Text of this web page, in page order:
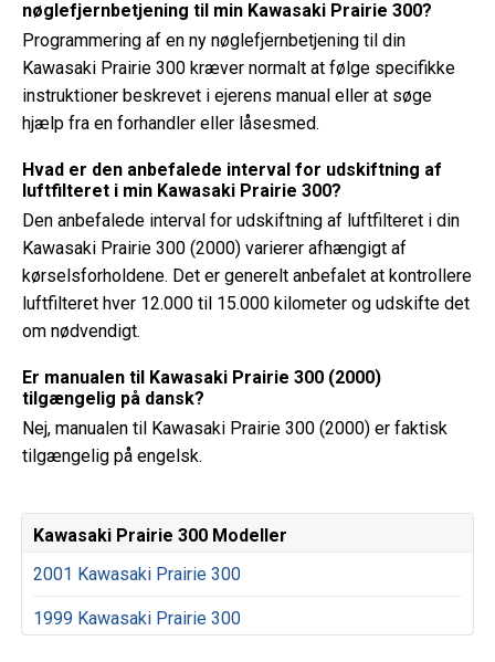
nøglefjernbetjening til min Kawasaki Prairie 300?
Programmering af en ny nøglefjernbetjening til din
Kawasaki Prairie 300 kræver normalt at følge specifikke
instruktioner beskrevet i ejerens manual eller at søge
hjælp fra en forhandler eller låsesmed.
Hvad er den anbefalede interval for udskiftning af
luftfilteret i min Kawasaki Prairie 300?
Den anbefalede interval for udskiftning af luftfilteret i din
Kawasaki Prairie 300 (2000) varierer afhængigt af
kørselsforholdene. Det er generelt anbefalet at kontrollere
luftfilteret hver 12.000 til 15.000 kilometer og udskifte det
om nødvendigt.
Er manualen til Kawasaki Prairie 300 (2000)
tilgængelig på dansk?
Nej, manualen til Kawasaki Prairie 300 (2000) er faktisk
tilgængelig på engelsk.
Kawasaki Prairie 300 Modeller
2001 Kawasaki Prairie 300
1999 Kawasaki Prairie 300